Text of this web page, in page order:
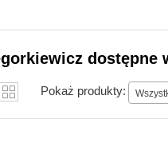
dostępne
Pokaż produkty: